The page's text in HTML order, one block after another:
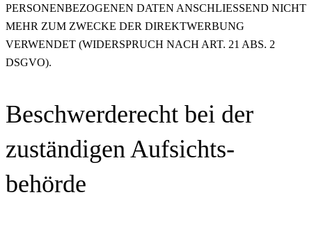
PERSONENBEZOGENEN DATEN ANSCHLIESSEND NICHT
MEHR ZUM ZWECKE DER DIREKTWERBUNG
VERWENDET (WIDERSPRUCH NACH ART. 21 ABS. 2
DSGVO).
Beschwerde­recht bei der
zuständigen Aufsichts­
behörde